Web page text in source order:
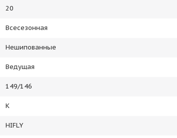
20
Всесезонная
Нешипованные
Ведущая
149/146
K
HIFLY